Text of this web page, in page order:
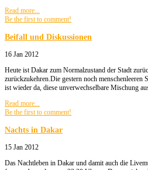
Read more...
Be the first to comment!
Beifall und Diskussionen
16 Jan 2012
Heute ist Dakar zum Normalzustand der Stadt
zurückzukehren.Die gestern noch
ist wieder da, diese unverwechselbare Mischung
Read more...
Be the first to comment!
Nachts in Dakar
15 Jan 2012
Das Nachtleben in Dakar und damit auch die